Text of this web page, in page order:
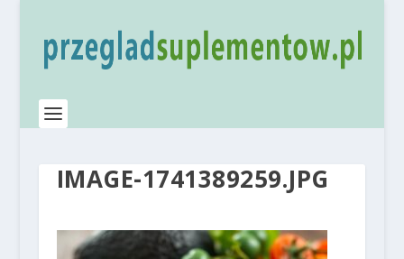
IMAGE-1741389259.JPG